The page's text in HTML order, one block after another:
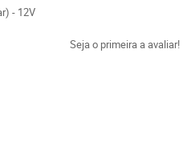
- 12V
Seja o primeira a avaliar!